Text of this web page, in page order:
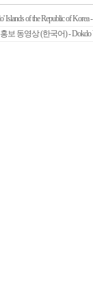
Islands of the Republic of
보 동영상 (한국어) - Dokdo